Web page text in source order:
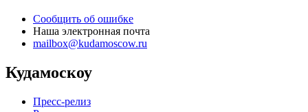
Сообщить об ошибке
Наша электронная почта
mailbox@kudamoscow.ru
Кудамоскоу
Пресс-релиз